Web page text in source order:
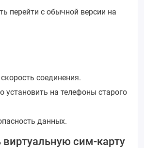
перейти с обычной версии на
соединения.
установить на телефоны старого
данных.
виртуальную сим-карту